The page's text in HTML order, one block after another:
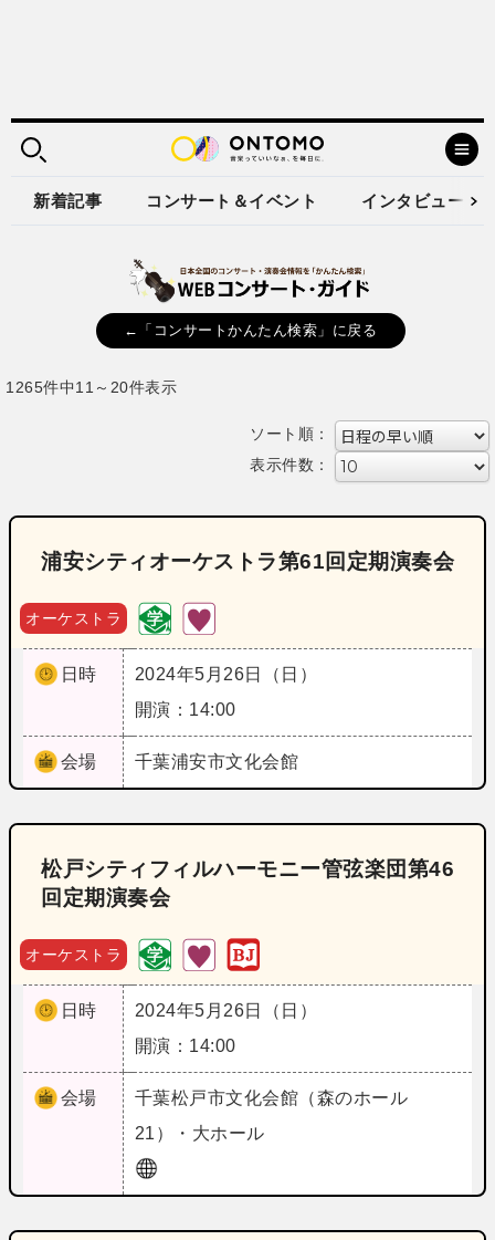
新着記事 コンサート＆イベント インタビュー
←「コンサートかんたん検索」に戻る
1265件中11～20件表示
ソート順：
表示件数：
浦安シティオーケストラ第61回定期演奏会
オーケストラ
日時
2024年5月26日（日）
開演：14:00
会場 千葉浦安市文化会館
松戸シティフィルハーモニー管弦楽団第46
回定期演奏会
オーケストラ
日時
2024年5月26日（日）
開演：14:00
会場 千葉松戸市文化会館（森のホール
21）・大ホール